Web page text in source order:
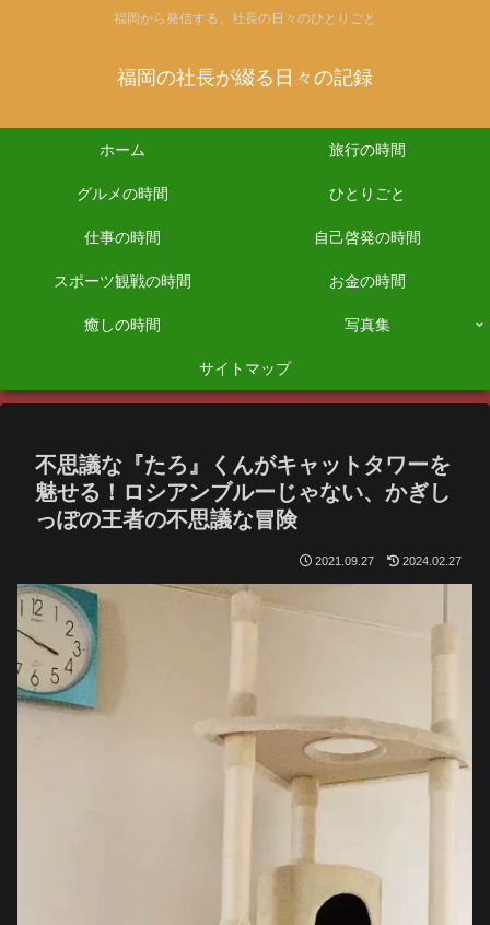
福岡から発信する、社長の日々のひとりごと
福岡の社長が綴る日々の記録
ホーム 旅行の時間
グルメの時間 ひとりごと
仕事の時間 自己啓発の時間
スポーツ観戦の時間 お金の時間
癒しの時間 写真集
サイトマップ
不思議な『たろ』くんがキャットタワーを
魅せる！ロシアンブルーじゃない、かぎし
っぽの王者の不思議な冒険
2021.09.27 2024.02.27